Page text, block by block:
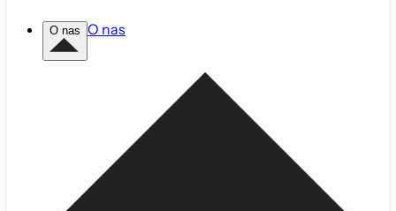
O nas O nas